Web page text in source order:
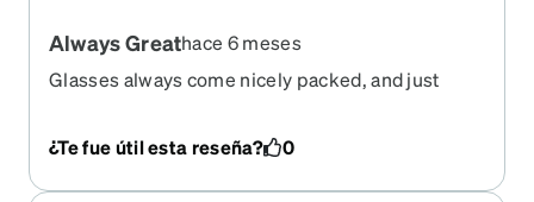
Always Greathace 6 meses
Glasses always come nicely packed, and just
¿Te fue útil esta reseña?
0